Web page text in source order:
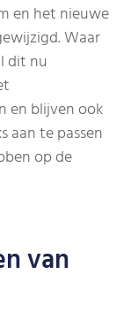
en het nieuwe
Waar
dit nu
en blijven ook
aan te passen
op de
van